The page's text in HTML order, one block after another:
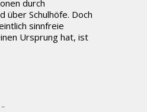
durch
über Schulhöfe. Doch
sinnfreie
Ursprung hat, ist